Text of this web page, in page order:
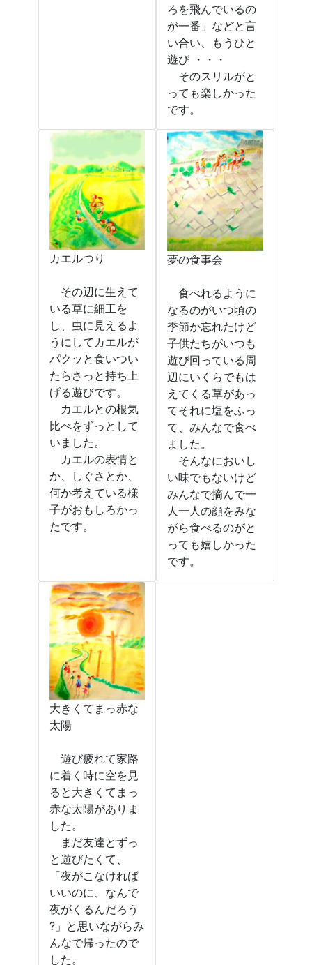
ろを飛んでいるの
が一番」などと言
い合い、もうひと
遊び ・・・
そのスリルがと
っても楽しかった
です。
カエルつり
その辺に生えて
いる草に細工を
し、虫に見えるよ
うにしてカエルが
パクッと食いつい
たらさっと持ち上
げる遊びです。
カエルとの根気
比べをずっとして
いました。
カエルの表情と
か、しぐさとか、
何か考えている様
子がおもしろかっ
たです。
夢の食事会
食べれるように
なるのがいつ頃の
季節か忘れたけど
子供たちがいつも
遊び回っている周
辺にいくらでもは
えてくる草があっ
てそれに塩をふっ
て、みんなで食べ
ました。
そんなにおいし
い味でもないけど
みんなで摘んで一
人一人の顔をみな
がら食べるのがと
っても嬉しかった
です。
大きくてまっ赤な
太陽
遊び疲れて家路
に着く時に空を見
ると大きくてまっ
赤な太陽がありま
した。
まだ友達とずっ
と遊びたくて、
「夜がこなければ
いいのに、なんで
夜がくるんだろう
?」と思いながらみ
んなで帰ったので
した。